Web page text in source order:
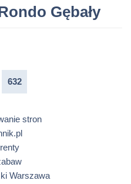
Gębały
632
stron
Warszawa